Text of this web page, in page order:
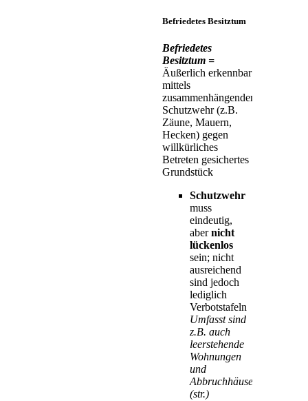
Befriedetes Besitztum
Befriedetes
Besitztum =
Äußerlich erkennbar
mittels
zusammenhängender
Schutzwehr (z.B.
Zäune, Mauern,
Hecken) gegen
willkürliches
Betreten gesichertes
Grundstück
Schutzwehr
muss
eindeutig,
abernicht
lückenlos
sein; nicht
ausreichend
sind jedoch
lediglich
Verbotstafeln
Umfasst sind
z.B. auch
leerstehende
Wohnungen
und
Abbruchhäuser
(str.)